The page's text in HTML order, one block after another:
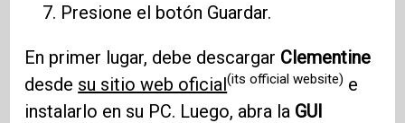
Presione el botón Guardar.
En primer lugar, debe descargar Clementine
desde su sitio web oficial(its official website) e
instalarlo en su PC. Luego, abra la GUI